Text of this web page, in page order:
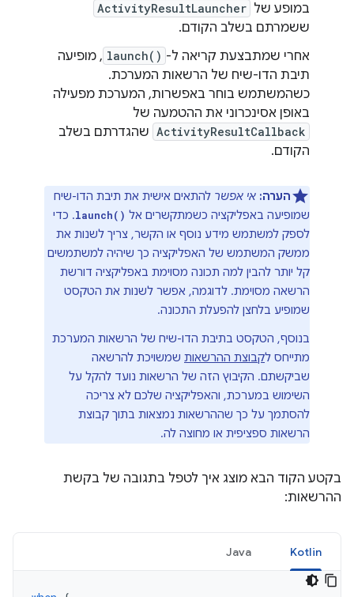
במופע של ActivityResultLauncher
ששמרתם בשלב הקודם.
אחרי שמתבצעת קריאה ל- launch() , מופיעה
תיבת הדו-שיח של הרשאות המערכת.
כשהמשתמש בוחר באפשרות, המערכת מפעילה
באופן אסינכרוני את ההטמעה של
ActivityResultCallback שהגדרתם בשלב
הקודם.
הערה: אי אפשר להתאים אישית את תיבת הדו-שיח
שמופיעה באפליקציה כשמתקשרים אל launch(). כדי
לספק למשתמש מידע נוסף או הקשר, צריך לשנות את
ממשק המשתמש של האפליקציה כך שיהיה למשתמשים
קל יותר להבין למה תכונה מסוימת באפליקציה דורשת
הרשאה מסוימת. לדוגמה, אפשר לשנות את הטקסט
שמופיע בלחצן להפעלת התכונה.
בנוסף, הטקסט בתיבת הדו-שיח של הרשאות המערכת
מתייחס לקבוצת ההרשאות שמשויכת להרשאה
שביקשתם. הקיבוץ הזה של הרשאות נועד להקל על
השימוש במערכת, והאפליקציה שלכם לא צריכה
להסתמך על כך שההרשאות נמצאות בתוך קבוצת
הרשאות ספציפית או מחוצה לה.
בקטע הקוד הבא מוצג איך לטפל בתגובה של בקשת
ההרשאות:
Kotlin
Java